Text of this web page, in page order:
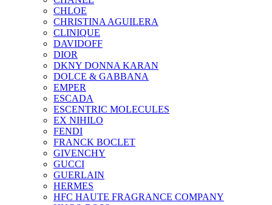
CHLOE
CHRISTINA AGUILERA
CLINIQUE
DAVIDOFF
DIOR
DKNY DONNA KARAN
DOLCE & GABBANA
EMPER
ESCADA
ESCENTRIC MOLECULES
EX NIHILO
FENDI
FRANCK BOCLET
GIVENCHY
GUCCI
GUERLAIN
HERMES
HFC HAUTE FRAGRANCE COMPANY